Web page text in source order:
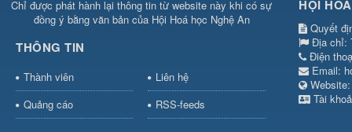
Chỉ được phát hành lại thông tin từ website này khi có sự
đồng ý bằng văn bản của Hội Hoá học Nghệ An
THÔNG TIN
Thành viên
Liên hệ
Quảng cáo
RSS-feeds
HỘI
Quyết
Địa chỉ:
Điện
Email:
Tài